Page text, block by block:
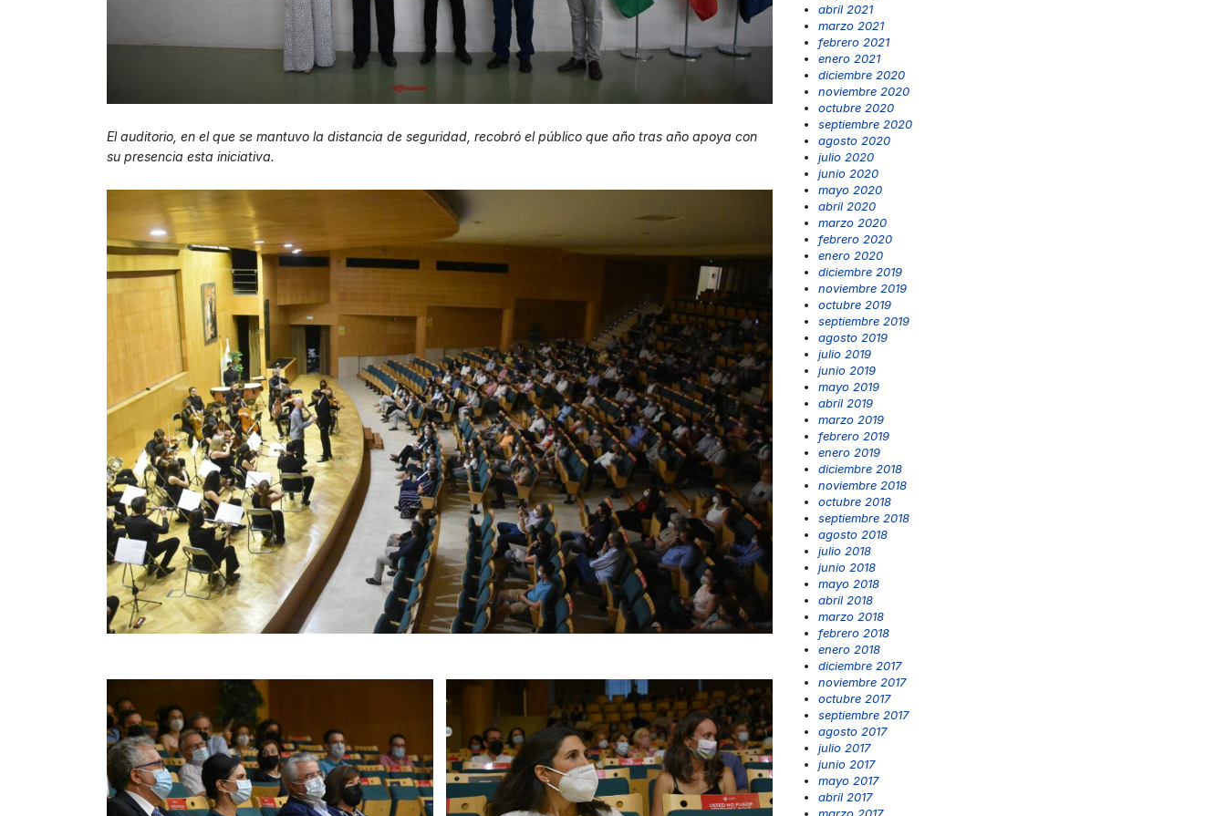
El auditorio, en el que se mantuvo la distancia de seguridad, recobró el público que año tras año apoya con
su presencia esta iniciativa.
abril 2021
marzo 2021
febrero 2021
enero 2021
diciembre 2020
noviembre 2020
octubre 2020
septiembre 2020
agosto 2020
julio 2020
junio 2020
mayo 2020
abril 2020
marzo 2020
febrero 2020
enero 2020
diciembre 2019
noviembre 2019
octubre 2019
septiembre 2019
agosto 2019
julio 2019
junio 2019
mayo 2019
abril 2019
marzo 2019
febrero 2019
enero 2019
diciembre 2018
noviembre 2018
octubre 2018
septiembre 2018
agosto 2018
julio 2018
junio 2018
mayo 2018
abril 2018
marzo 2018
febrero 2018
enero 2018
diciembre 2017
noviembre 2017
octubre 2017
septiembre 2017
agosto 2017
julio 2017
junio 2017
mayo 2017
abril 2017